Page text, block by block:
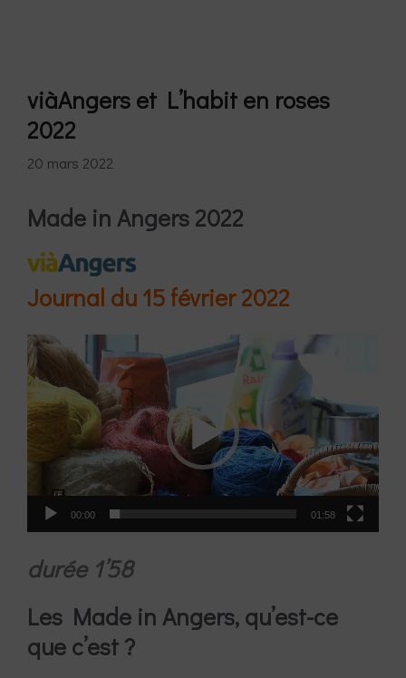
viàAngers et L’habit en roses
2022
20 mars 2022
Made in Angers 2022
Journal du 15 février 2022
Lecteur
vidéo
00:00 01:58
durée 1’58
Les Made in Angers, qu’est-ce
que c’est ?